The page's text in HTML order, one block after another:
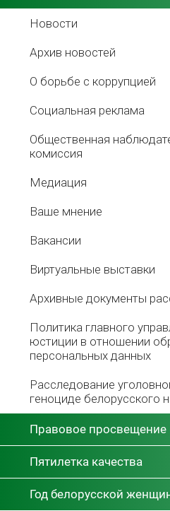
Новости
Архив новостей
О борьбе с коррупцией
Социальная реклама
Общественная
комиссия
Медиация
Ваше мнение
Вакансии
Виртуальные выставки
Архивные документы
Политика главного
юстиции в отношении
персональных данных
Расследование
геноциде белорусского
Правовое просвещение
Пятилетка качества
Год белорусской